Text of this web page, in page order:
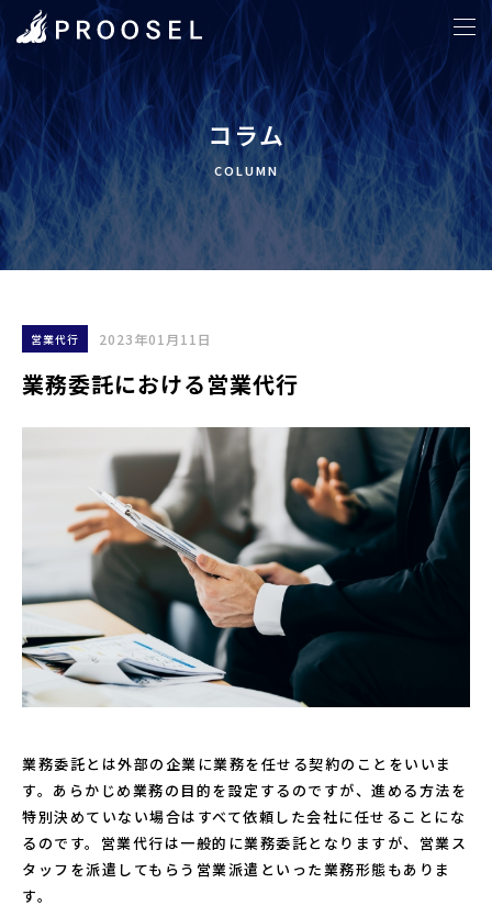
ホーム >営業代行 > 業務委託における営業代行
COLUMN
コラム
営業代行 2023年01月11日
業務委託における営業代行
業務委託とは外部の企業に業務を任せる契約のことをいいま
す。あらかじめ業務の目的を設定するのですが、進める方法を
特別決めていない場合はすべて依頼した会社に任せることにな
るのです。営業代行は一般的に業務委託となりますが、営業ス
タッフを派遣してもらう営業派遣といった業務形態もありま
す。